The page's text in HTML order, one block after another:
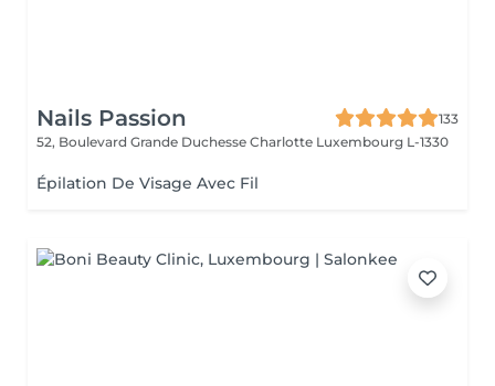
Nails Passion
133
52, Boulevard Grande Duchesse Charlotte Luxembourg L-1330
Épilation De Visage Avec Fil